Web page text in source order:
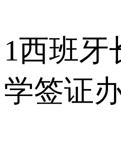
1西班牙
学签证